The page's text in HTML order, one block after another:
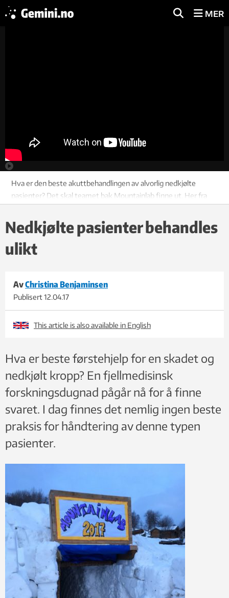
MER
Hva er den beste akuttbehandlingen av alvorlig nedkjølte
pasienter? Det skal teamet bak Mountainlab finne ut. Her fra
Nedkjølte pasienter behandles
ulikt
AvChristina Benjaminsen
Publisert12.04.17
This article is also available in English
Hva er beste førstehjelp for en skadet og
nedkjølt kropp? En fjellmedisinsk
forskningsdugnad pågår nå for å finne
svaret. I dag finnes det nemlig ingen beste
praksis for håndtering av denne typen
pasienter.